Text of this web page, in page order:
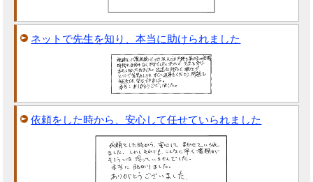
ネットで先生を知り、本当に助けられました
依頼をした時から、安心して任せていられました